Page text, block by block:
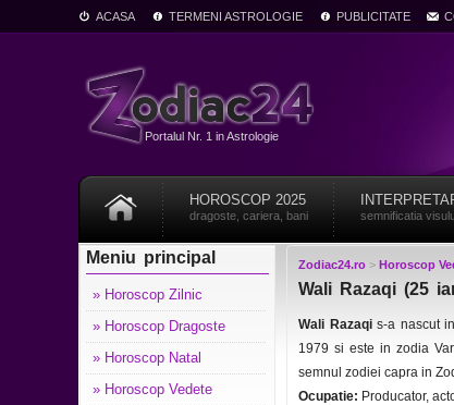
ACASA TERMENI ASTROLOGIE PUBLICITATE
Portalul Nr. 1 in Astrologie
HOROSCOP 2025
dragoste, cariera, bani semnificatia
Meniu principal
» Horoscop Zilnic
» Horoscop Dragoste
» Horoscop Natal
» Horoscop Vedete
Zodiac24.ro > Horoscop
Wali Razaqi (25
Wali Razaqis-a nascut in
1979 si este in zodia
semnul zodiei capra in
Ocupatie: Producator,